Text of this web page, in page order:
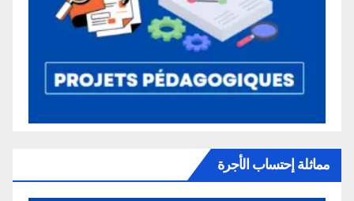
مماثلة إحتساب الأجرة